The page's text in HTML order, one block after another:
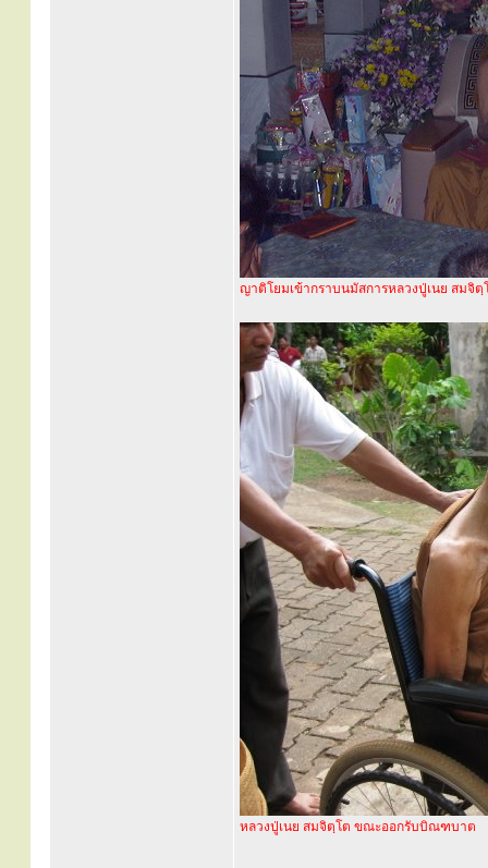
ญาติโยมเข้ากราบนมัสการหลวงปู่เนย สมจิตฺ
หลวงปู่เนย สมจิตฺโต ขณะออกรับบิณฑบาต